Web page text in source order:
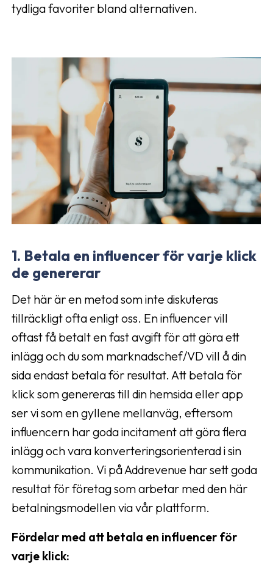
tydliga favoriter bland alternativen.
1. Betala en influencer för varje klick
de genererar
Det här är en metod som inte diskuteras
tillräckligt ofta enligt oss. En influencer vill
oftast få betalt en fast avgift för att göra ett
inlägg och du som marknadschef/VD vill å din
sida endast betala för resultat. Att betala för
klick som genereras till din hemsida eller app
ser vi som en gyllene mellanväg, eftersom
influencern har goda incitament att göra flera
inlägg och vara konverteringsorienterad i sin
kommunikation. Vi på Addrevenue har sett goda
resultat för företag som arbetar med den här
betalningsmodellen via vår plattform.
Fördelar med att betala en influencer för
varje klick: